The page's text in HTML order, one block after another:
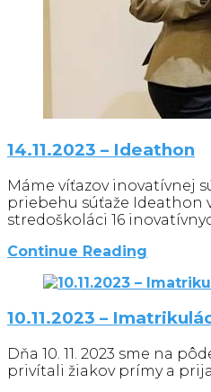
14.11.2023 – Ideathon
Máme víťazov inovatívnej
priebehu súťaže Ideathon
stredoškoláci 16
Continue Reading
10.11.2023 –
Dňa 10. 11. 2023 sme na
privítali žiakov prímy a